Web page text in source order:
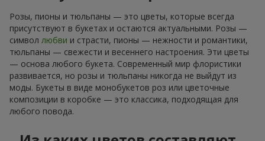
Розы, пионы и тюльпаны — это цветы, которые всегда
присутствуют в букетах и остаются актуальными. Розы —
символ любви и страсти, пионы — нежности и романтики,
тюльпаны — свежести и весеннего настроения. Эти цветы
— основа любого букета. Современный мир флористики
развивается, но розы и тюльпаны никогда не выйдут из
моды. Букеты в виде монобукетов роз или цветочные
композиции в коробке — это классика, подходящая для
любого повода.